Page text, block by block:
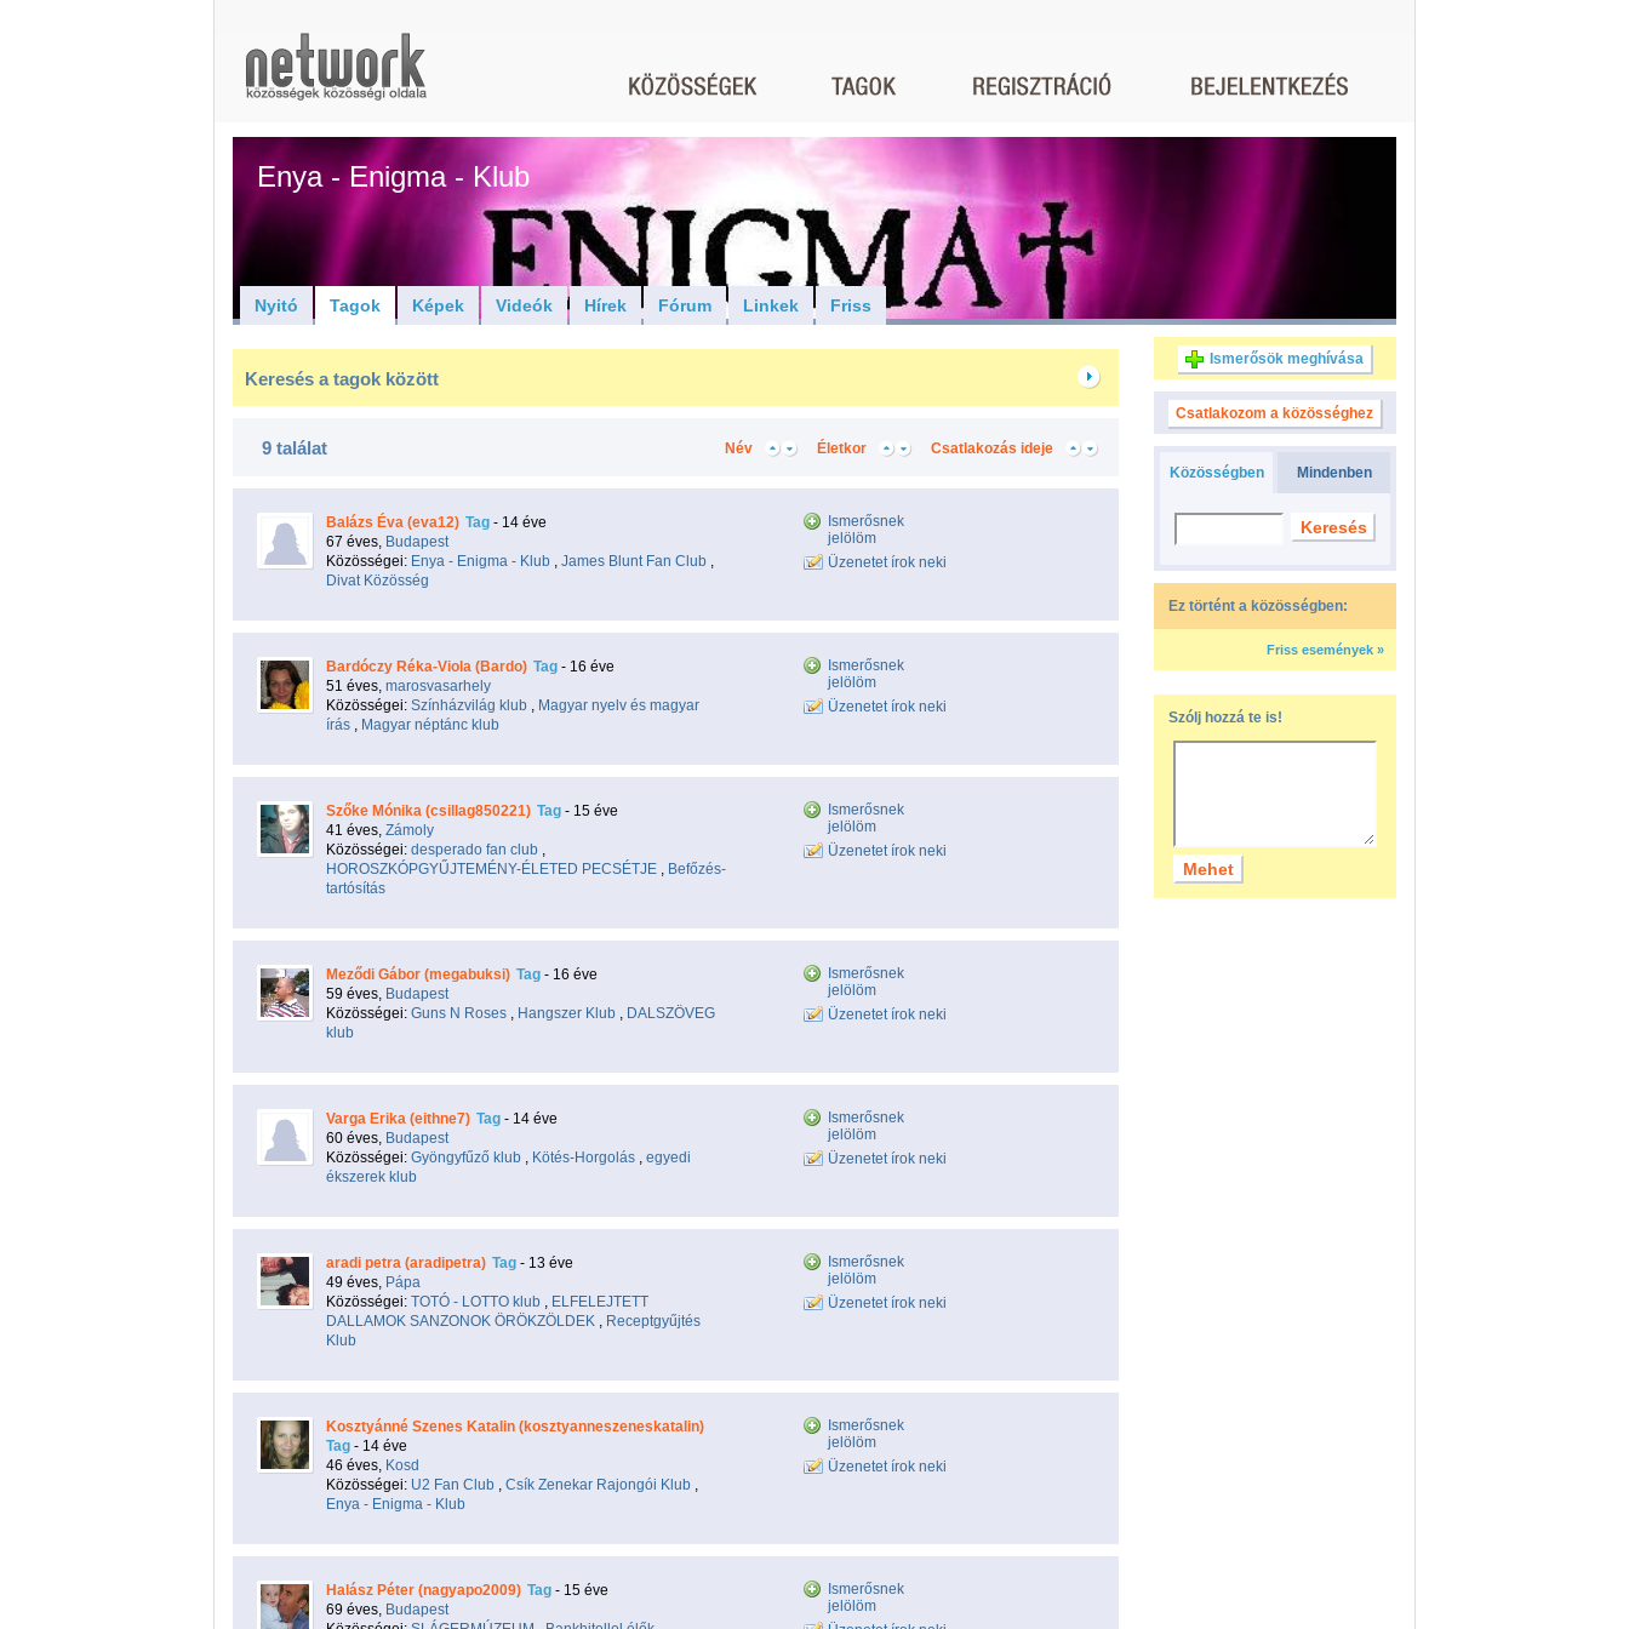
Enya - Enigma - Klub
Nyitó Tagok Képek Videók Hírek Fórum Linkek Friss
Keresés a tagok között
9 találat Csatlakozás ideje
Életkor
Név
Balázs Éva (eva12) Tag - 14 éve
67 éves, Budapest
Közösségei: Enya - Enigma - Klub , James Blunt Fan Club ,
Divat Közösség
Ismerősnek
jelölöm
Üzenetet írok neki
Bardóczy Réka-Viola (Bardo) Tag - 16 éve
51 éves, marosvasarhely
Közösségei: Színházvilág klub , Magyar nyelv és magyar
írás , Magyar néptánc klub
Ismerősnek
jelölöm
Üzenetet írok neki
Szőke Mónika (csillag850221) Tag - 15 éve
41 éves, Zámoly
Közösségei: desperado fan club ,
HOROSZKÓPGYŰJTEMÉNY-ÉLETED PECSÉTJE , Befőzés-
tartósítás
Ismerősnek
jelölöm
Üzenetet írok neki
Meződi Gábor (megabuksi) Tag - 16 éve
59 éves, Budapest
Közösségei: Guns N Roses , Hangszer Klub , DALSZÖVEG
klub
Ismerősnek
jelölöm
Üzenetet írok neki
Varga Erika (eithne7) Tag - 14 éve
60 éves, Budapest
Közösségei: Gyöngyfűző klub , Kötés-Horgolás , egyedi
ékszerek klub
Ismerősnek
jelölöm
Üzenetet írok neki
aradi petra (aradipetra) Tag - 13 éve
49 éves, Pápa
Közösségei: TOTÓ - LOTTO klub , ELFELEJTETT
DALLAMOK SANZONOK ÖRÖKZÖLDEK , Receptgyűjtés
Klub
Ismerősnek
jelölöm
Üzenetet írok neki
Kosztyánné Szenes Katalin (kosztyanneszeneskatalin)
Tag - 14 éve
46 éves, Kosd
Közösségei: U2 Fan Club , Csík Zenekar Rajongói Klub ,
Enya - Enigma - Klub
Ismerősnek
jelölöm
Üzenetet írok neki
Halász Péter (nagyapo2009) Tag - 15 éve
69 éves, Budapest
Ismerősnek
jelölöm
Ismerősök meghívása
Csatlakozom a közösséghez
Közösségben Mindenben
Ez történt a közösségben:
Friss események »
Szólj hozzá te is!